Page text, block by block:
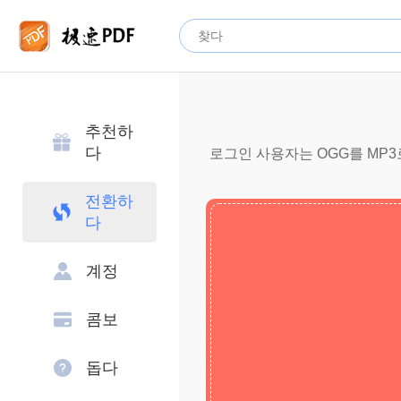
추천하
다
전환하
다
계정
콤보
돕다
로그인 사용자는 OGG를